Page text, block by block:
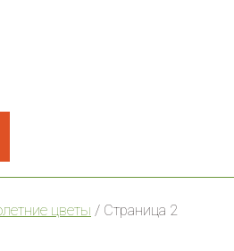
цветы / Страница 2